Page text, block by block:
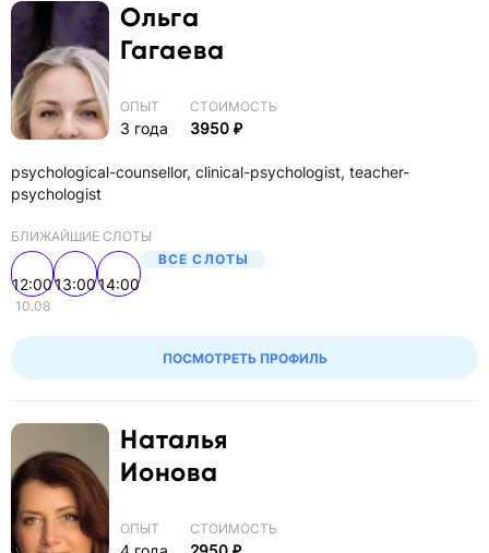
Ольга
Гагаева
psychological-counsellor, clinical-psychologist, teacher-
psychologist
ОПЫТ
3 года
СТОИМОСТЬ
3950 ₽
БЛИЖАЙШИЕ СЛОТЫ
12:00
10.08
13:0014:00
ВСЕ СЛОТЫ
ПОСМОТРЕТЬ ПРОФИЛЬ
Наталья
Ионова
ОПЫТ СТОИМОСТЬ